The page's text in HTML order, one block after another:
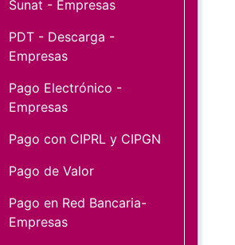
Sunat - Empresas
PDT - Descarga -
Empresas
Pago Electrónico -
Empresas
Pago con CIPRL y CIPGN
Pago de Valor
Pago en Red Bancaria-
Empresas